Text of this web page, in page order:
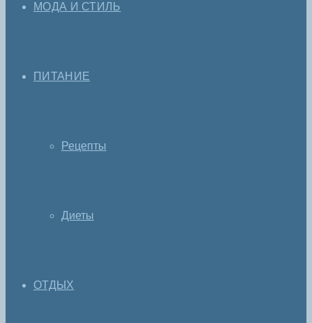
МОДА И СТИЛЬ
ПИТАНИЕ
Рецепты
Диеты
ОТДЫХ